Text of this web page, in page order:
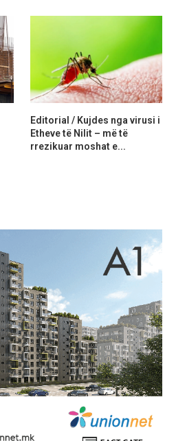
Editorial / Kujdes nga virusi i
Etheve të Nilit – më të
rrezikuar moshat e...